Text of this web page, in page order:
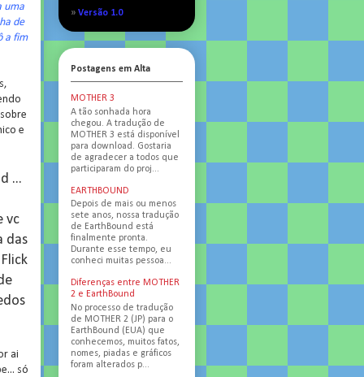
uma
de
a fim
e
...
vc
das
ai
só
» Versão 1.0
Postagens em Alta
MOTHER 3
A tão sonhada hora
chegou. A tradução de
MOTHER 3 está disponível
para download. Gostaria
de agradecer a todos que
participaram do proj...
EARTHBOUND
Depois de mais ou menos
sete anos, nossa tradução
de EarthBound está
finalmente pronta.
Durante esse tempo, eu
conheci muitas pessoa...
Diferenças entre MOTHER
2 e EarthBound
No processo de tradução
de MOTHER 2 (JP) para o
EarthBound (EUA) que
conhecemos, muitos fatos,
nomes, piadas e gráficos
foram alterados p...